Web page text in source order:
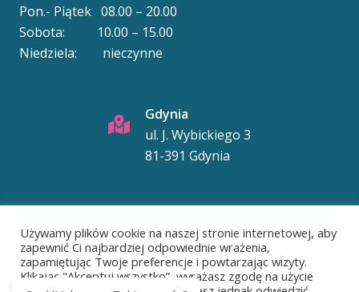
Pon.- Piątek 08.00 – 20.00
Sobota: 10.00 – 15.00
Niedziela: nieczynne
Gdynia
ul. J. Wybickiego 3
81-391 Gdynia
58 620 52 95
© 2020 – 2026csdrtg.pldeveloped bydwaplus.pl
Używamy plików cookie na naszej stronie internetowej, aby
zapewnić Ci najbardziej odpowiednie wrażenia,
zapamiętując Twoje preferencje i powtarzając wizyty.
Klikając "Akceptuj wszystko”, wyrażasz zgodę na użycie